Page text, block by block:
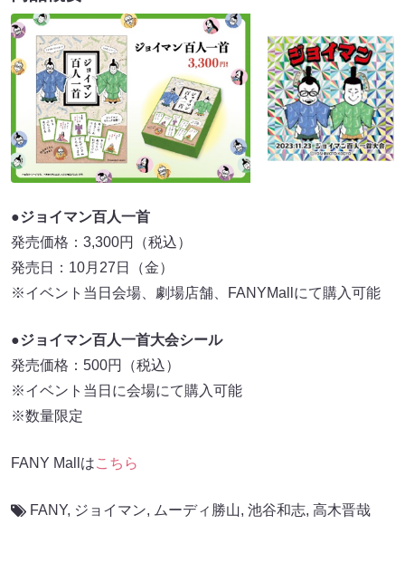
●ジョイマン百人一首
発売価格：3,300円（税込）
発売日：10月27日（金）
※イベント当日会場、劇場店舗、FANYMallにて購入可能
●ジョイマン百人一首大会シール
発売価格：500円（税込）
※イベント当日に会場にて購入可能
※数量限定
FANY Mallはこちら
FANY, ジョイマン, ムーディ勝山, 池谷和志, 高木晋哉